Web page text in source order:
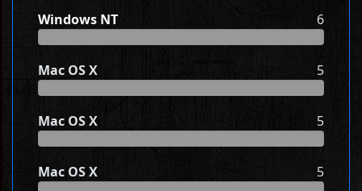
Windows NT 6
Mac OS X 5
Mac OS X 5
Mac OS X 5